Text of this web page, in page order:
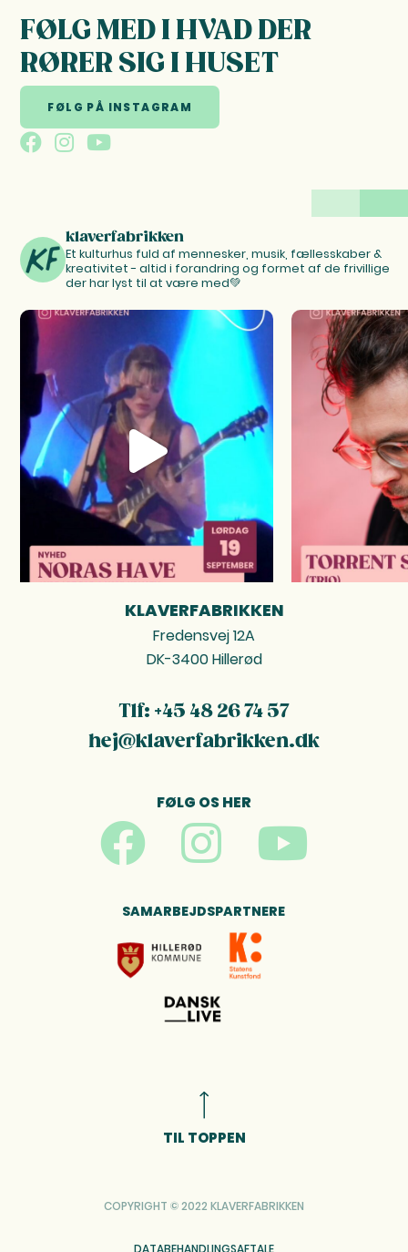
FØLG MED I HVAD DER
RØRER SIG I HUSET
FØLG PÅ INSTAGRAM
klaverfabrikken
Et kulturhus fuld af mennesker, musik, fællesskaber &
kreativitet - altid i forandring og formet af de frivillige
der har lyst til at være med💚
KLAVERFABRIKKEN
Fredensvej 12A
DK-3400 Hillerød
Tlf: +45 48 26 74 57
hej@klaverfabrikken.dk
FØLG OS HER
SAMARBEJDSPARTNERE
TIL TOPPEN
COPYRIGHT © 2022 KLAVERFABRIKKEN